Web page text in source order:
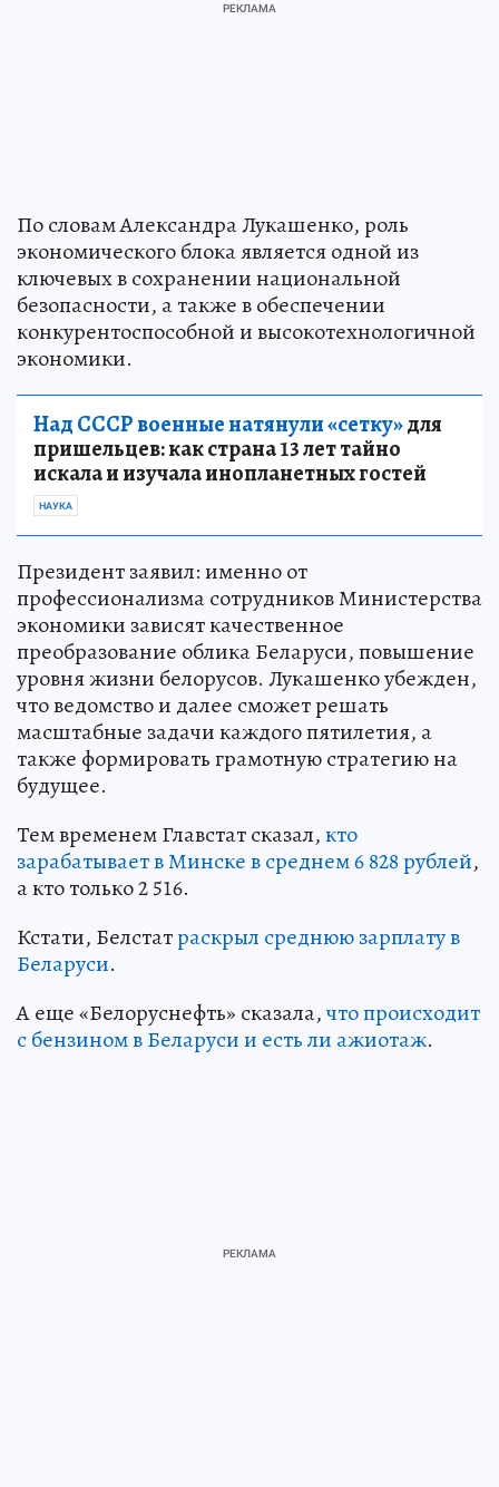
По словам Александра Лукашенко, роль
экономического блока является одной из
ключевых в сохранении национальной
безопасности, а также в обеспечении
конкурентоспособной и высокотехнологичной
экономики.
Над СССР военные натянули «сетку»для
пришельцев: как страна 13 лет тайно
искала и изучала инопланетных гостей
НАУКА
Президент заявил: именно от
профессионализма сотрудников Министерства
экономики зависят качественное
преобразование облика Беларуси, повышение
уровня жизни белорусов. Лукашенко убежден,
что ведомство и далее сможет решать
масштабные задачи каждого пятилетия, а
также формировать грамотную стратегию на
будущее.
Тем временем Главстат сказал,кто
зарабатывает в Минске в среднем 6 828 рублей,
а кто только 2 516.
Кстати, Белстатраскрыл среднюю зарплату в
Беларуси.
А еще «Белоруснефть» сказала,что происходит
с бензином в Беларуси и есть ли ажиотаж.